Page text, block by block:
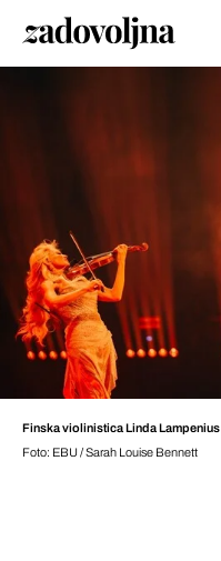
Finska violinistica Linda Lampenius
Foto: EBU / Sarah Louise Bennett